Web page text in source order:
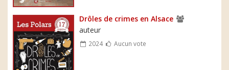
Drôles de crimes en Alsace
auteur
2024 Aucun vote